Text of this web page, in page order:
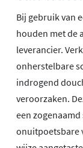
Bij gebruik van
houden met de
leverancier.
onherstelbare
indrogend
veroorzaken.
een
onuitpoetsbare